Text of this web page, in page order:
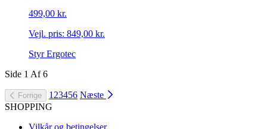
499,00 kr.
Vejl. pris: 849,00 kr.
Styr Ergotec
Side 1 Af6
Forrige 1 23456 Næste
SHOPPING